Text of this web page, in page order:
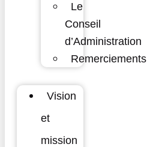
Le
Conseil
d’Administration
Remerciements
Vision
et
mission